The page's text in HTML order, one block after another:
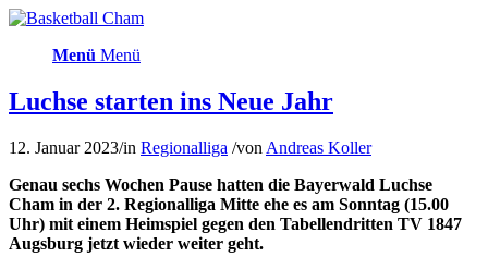
Menü Menü
Luchse starten ins Neue Jahr
12. Januar 2023/in Regionalliga /von Andreas Koller
Genau sechs Wochen Pause hatten die Bayerwald Luchse
Cham in der 2. Regionalliga Mitte ehe es am Sonntag (15.00
Uhr) mit einem Heimspiel gegen den Tabellendritten TV 1847
Augsburg jetzt wieder weiter geht.